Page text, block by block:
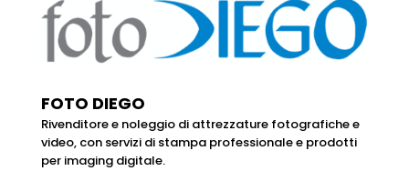
FOTO DIEGO
Rivenditore e noleggio di attrezzature fotografiche e
video, con servizi di stampa professionale e prodotti
per imaging digitale.